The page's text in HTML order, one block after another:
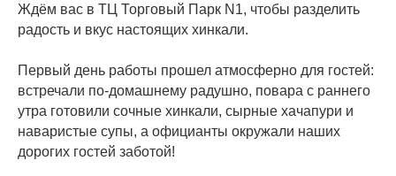
Ждём вас в ТЦ Торговый Парк N1, чтобы разделить
радость и вкус настоящих хинкали.
Первый день работы прошел атмосферно для гостей:
встречали по-домашнему радушно, повара с раннего
утра готовили сочные хинкали, сырные хачапури и
наваристые супы, а официанты окружали наших
дорогих гостей заботой!